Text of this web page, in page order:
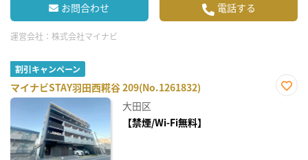
お問合わせ 電話する
運営会社： 株式会社マイナビ
割引キャンペーン
マイナビSTAY羽田西糀谷 209(No.1261832)
大田区
【禁煙/Wi-Fi無料】